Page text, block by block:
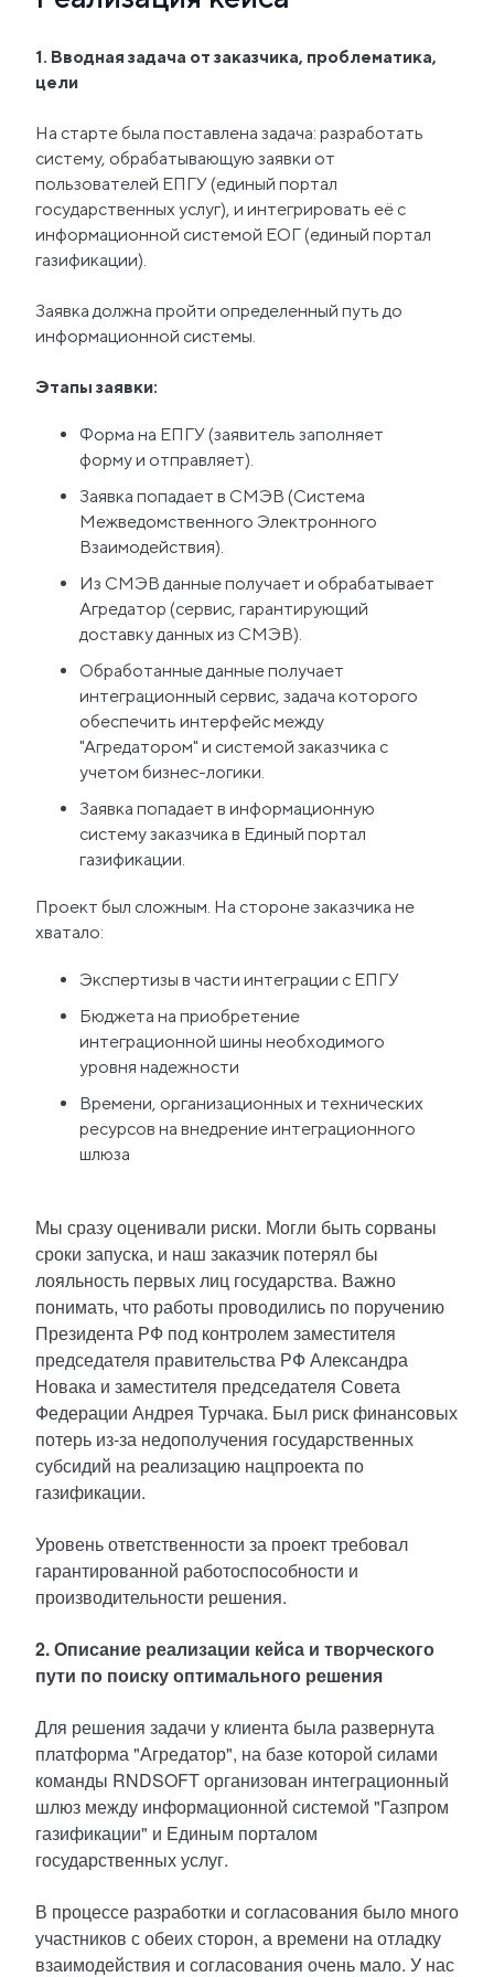
1. Вводная задача от заказчика, проблематика,
цели
На старте была поставлена задача: разработать
систему, обрабатывающую заявки от
пользователей ЕПГУ (единый портал
государственных услуг), и интегрировать её с
информационной системой ЕОГ (единый портал
газификации).
Заявка должна пройти определенный путь до
информационной системы.
Этапы заявки:
Форма на ЕПГУ (заявитель заполняет
форму и отправляет).
Заявка попадает в СМЭВ (Система
Межведомственного Электронного
Взаимодействия).
Из СМЭВ данные получает и обрабатывает
Агредатор (сервис, гарантирующий
доставку данных из СМЭВ).
Обработанные данные получает
интеграционный сервис, задача которого
обеспечить интерфейс между
"Агредатором" и системой заказчика с
учетом бизнес-логики.
Заявка попадает в информационную
систему заказчика в Единый портал
газификации.
Проект был сложным. На стороне заказчика не
хватало:
Экспертизы в части интеграции с ЕПГУ
Бюджета на приобретение
интеграционной шины необходимого
уровня надежности
Времени, организационных и технических
ресурсов на внедрение интеграционного
шлюза
Мы сразу оценивали риски. Могли быть сорваны
сроки запуска, и наш заказчик потерял бы
лояльность первых лиц государства. Важно
понимать, что работы проводились по поручению
Президента РФ под контролем заместителя
председателя правительства РФ Александра
Новака и заместителя председателя Совета
Федерации Андрея Турчака. Был риск финансовых
потерь из-за недополучения государственных
субсидий на реализацию нацпроекта по
газификации.
Уровень ответственности за проект требовал
гарантированной работоспособности и
производительности решения.
2. Описание реализации кейса и творческого
пути по поиску оптимального решения
Для решения задачи у клиента была развернута
платформа "Агредатор", на базе которой силами
команды RNDSOFT организован интеграционный
шлюз между информационной системой "Газпром
газификации" и Единым порталом
государственных услуг.
В процессе разработки и согласования было много
участников с обеих сторон, а времени на отладку
взаимодействия и согласования очень мало. У нас